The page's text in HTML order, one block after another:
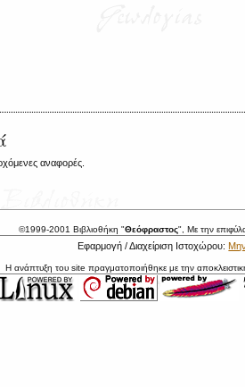
αναφορές.
©1999-2001 Βιβλιοθήκη "Θεόφραστος", Με την
Εφαρμογή / Διαχείριση Ιστοχώρου:
Η ανάπτυξη του site πραγματοποιήθηκε με την